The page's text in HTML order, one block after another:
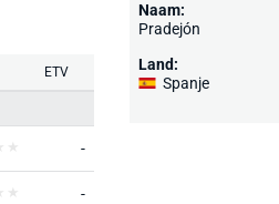
ETV
-
-
Naam:
Pradejón
Land:
Spanje